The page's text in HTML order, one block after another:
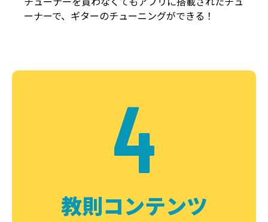
ーナーで、ギターのチューニングができる！
4
教則コンテンツ